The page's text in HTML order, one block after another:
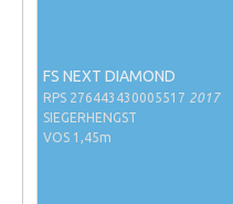
Hengstenkeuring
Regionale Keuringen
FS NEXT DIAMOND
RPS 276443430005517 2017
SIEGERHENGST
VOS 1,45m